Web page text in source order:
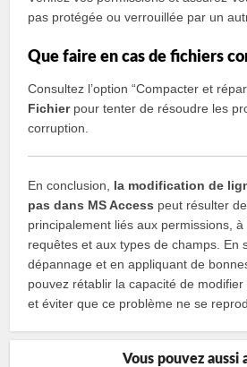
pas protégée ou verrouillée par un
Que faire en cas de fichiers
Consultez l’option “Compacter et
Fichierpour tenter de résoudre les
corruption.
En conclusion, la modification de
pas dans MS Access peut résulter
principalement liés aux permissions,
requêtes et aux types de champs. En
dépannage et en appliquant de
pouvez rétablir la capacité de
et éviter que ce problème ne se
Vous pouvez aussi